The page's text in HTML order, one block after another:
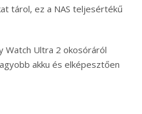
tárol, ez a NAS teljesértékű
Watch Ultra 2 okosóráról
akku és elképesztően